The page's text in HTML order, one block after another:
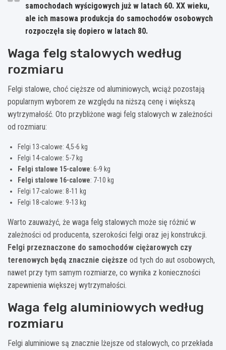
samochodach wyścigowych już w latach 60. XX wieku,
ale ich masowa produkcja do samochodów osobowych
rozpoczęła się dopiero w latach 80.
Waga felg stalowych według
rozmiaru
Felgi stalowe, choć cięższe od aluminiowych, wciąż pozostają
popularnym wyborem ze względu na niższą cenę i większą
wytrzymałość. Oto przybliżone wagi felg stalowych w zależności
od rozmiaru:
Felgi 13-calowe: 4,5-6 kg
Felgi 14-calowe: 5-7 kg
Felgi stalowe 15-calowe: 6-9 kg
Felgi stalowe 16-calowe: 7-10 kg
Felgi 17-calowe: 8-11 kg
Felgi 18-calowe: 9-13 kg
Warto zauważyć, że waga felg stalowych może się różnić w
zależności od producenta, szerokości felgi oraz jej konstrukcji.
Felgi przeznaczone do samochodów ciężarowych czy
terenowych będą znacznie cięższe od tych do aut osobowych,
nawet przy tym samym rozmiarze, co wynika z konieczności
zapewnienia większej wytrzymałości.
Waga felg aluminiowych według
rozmiaru
Felgi aluminiowe są znacznie lżejsze od stalowych, co przekłada